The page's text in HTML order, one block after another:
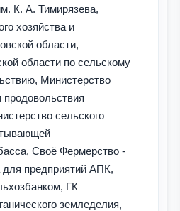
К. А. Тимирязева,
хозяйства и
области,
области по сельскому
Министерство
продовольствия
сельского
Своё Фермерство -
предприятий АПК,
ГК
земледелия,